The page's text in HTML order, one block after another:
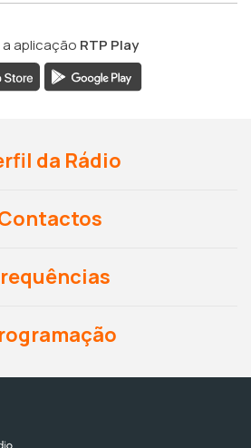
aplicação RTP Play
da Rádio